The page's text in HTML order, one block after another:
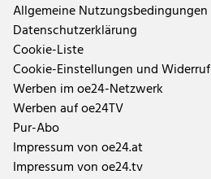
Allgemeine Nutzungsbedingungen
Datenschutzerklärung
Cookie-Liste
Cookie-Einstellungen und Widerruf
Werben im oe24-Netzwerk
Werben auf oe24TV
Pur-Abo
Impressum von oe24.at
Impressum von oe24.tv